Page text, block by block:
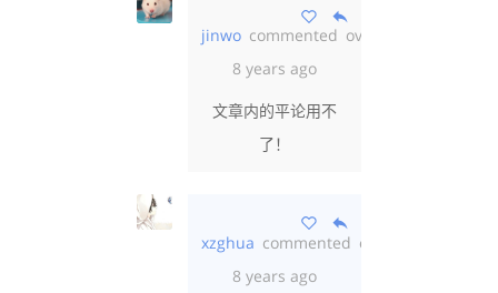
jinwo commented over
8 years ago
文章内的平论用不
了！
xzghua commented over
8 years ago